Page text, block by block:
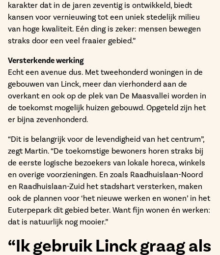
karakter dat in de jaren zeventig is ontwikkeld, biedt
kansen voor vernieuwing tot een uniek stedelijk milieu
van hoge kwaliteit. Eén ding is zeker: mensen bewegen
straks door een veel fraaier gebied.”
Versterkende werking
Echt een avenue dus. Met tweehonderd woningen in de
gebouwen van Linck, meer dan vierhonderd aan de
overkant en ook op de plek van De Maasvallei worden in
de toekomst mogelijk huizen gebouwd. Opgeteld zijn het
er bijna zevenhonderd.
“Dit is belangrijk voor de levendigheid van het centrum”,
zegt Martin. “De toekomstige bewoners horen straks bij
de eerste logische bezoekers van lokale horeca, winkels
en overige voorzieningen. En zoals Raadhuislaan-Noord
en Raadhuislaan-Zuid het stadshart versterken, maken
ook de plannen voor ‘het nieuwe werken en wonen’ in het
Euterpepark dit gebied beter. Want fijn wonen én werken:
dat is natuurlijk nog mooier.”
“Ik gebruik Linck graag als